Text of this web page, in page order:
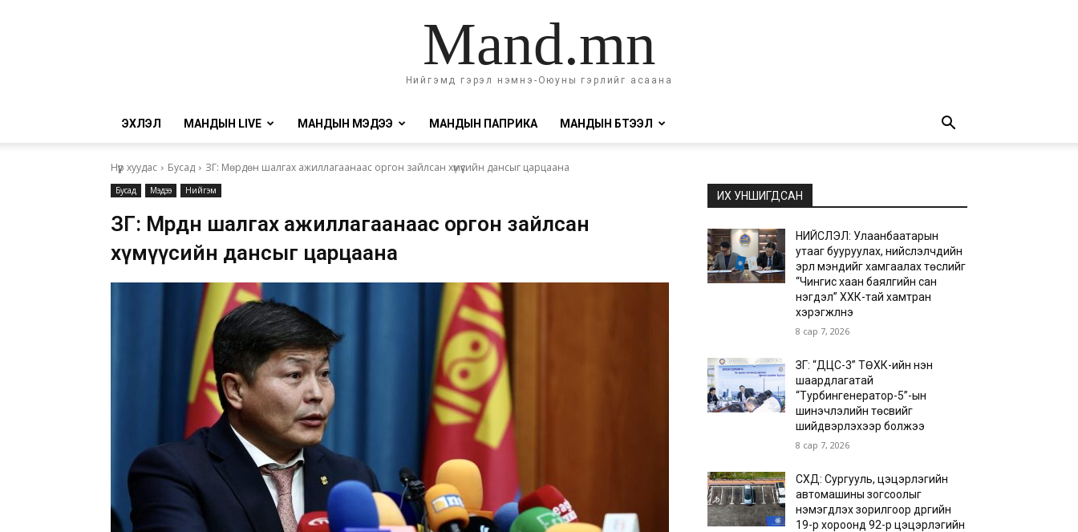
Mand.mn
Нийгэмд гэрэл нэмнэ-Оюуны гэрлийг асаана
ЭХЛЭЛ МАНДЫН LIVE МАНДЫН МЭДЭЭ МАНДЫН ПАПРИКА МАНДЫН БҮТЭЭЛ
Нүүр хуудас Бусад ЗГ: Мөрдөн шалгах ажиллагаанаас оргон зайлсан хүмүүсийн дансыг царцаана
Бусад Мэдээ Нийгэм
ЗГ: Мөрдөн шалгах ажиллагаанаас оргон зайлсан
хүмүүсийн дансыг царцаана
ИХ УНШИГДСАН
НИЙСЛЭЛ: Улаанбаатарын
утааг бууруулах, нийслэлчүүдийн
эрүүл мэндийг хамгаалах төслийг
“Чингис хаан баялгийн сан
нэгдэл” ХХК-тай хамтран
хэрэгжүүлнэ
8 сар 7, 2026
ЗГ: “ДЦС-3” ТӨХК-ийн нэн
шаардлагатай
“Турбингенератор-5”-ын
шинэчлэлийн төсвийг
шийдвэрлэхээр болжээ
8 сар 7, 2026
СХД: Сургууль, цэцэрлэгийн
автомашины зогсоолыг
нэмэгдүүлэх зорилгоор дүүргийн
19-р хороонд 92-р цэцэрлэгийн